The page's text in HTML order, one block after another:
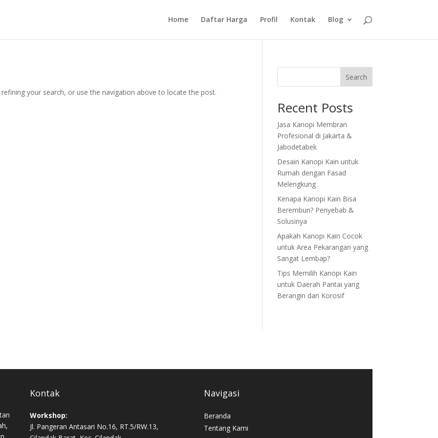
Home Daftar Harga Profil Kontak Blog
your search, or use the navigation above to locate the post.
Search
Recent Posts
Jasa Kanopi Membran
Profesional di Jakarta &
Jabodetabek
Desain Kanopi Kain untuk
Rumah dengan Fasad
Melengkung
Kenapa Kanopi Kain Bisa
Berembun? Penyebab &
Solusinya
Apakah Kanopi Kain Cocok
untuk Area Pekarangan yang
Sangat Lembap?
Tips Memilih Kanopi Kain
untuk Daerah Pantai yang
Berangin dan Korosif
Kontak
Workshop:
Jl. Pangeran Antasari No.16, RT.5/RW.13,
Navigasi
Beranda
Tentang Kami